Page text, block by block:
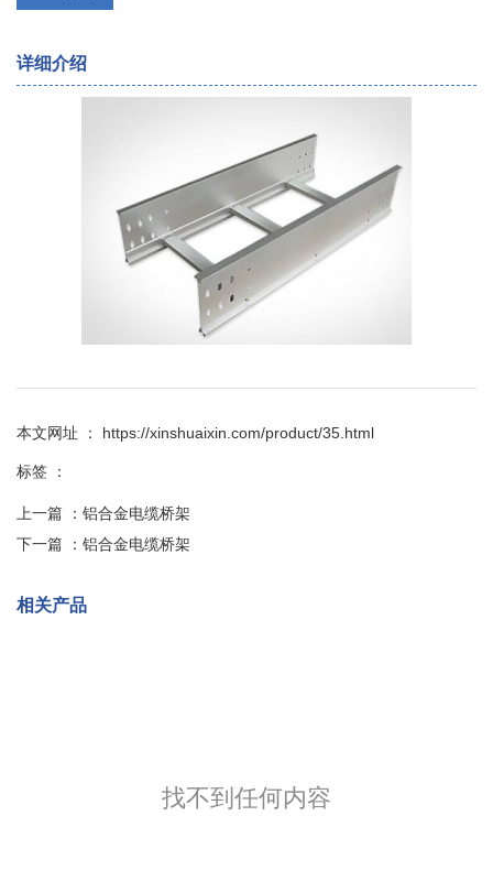
详细介绍
本文网址 ： https://xinshuaixin.com/product/35.html
标签 ：
上一篇 ： 铝合金电缆桥架
下一篇 ： 铝合金电缆桥架
相关产品
找不到任何内容